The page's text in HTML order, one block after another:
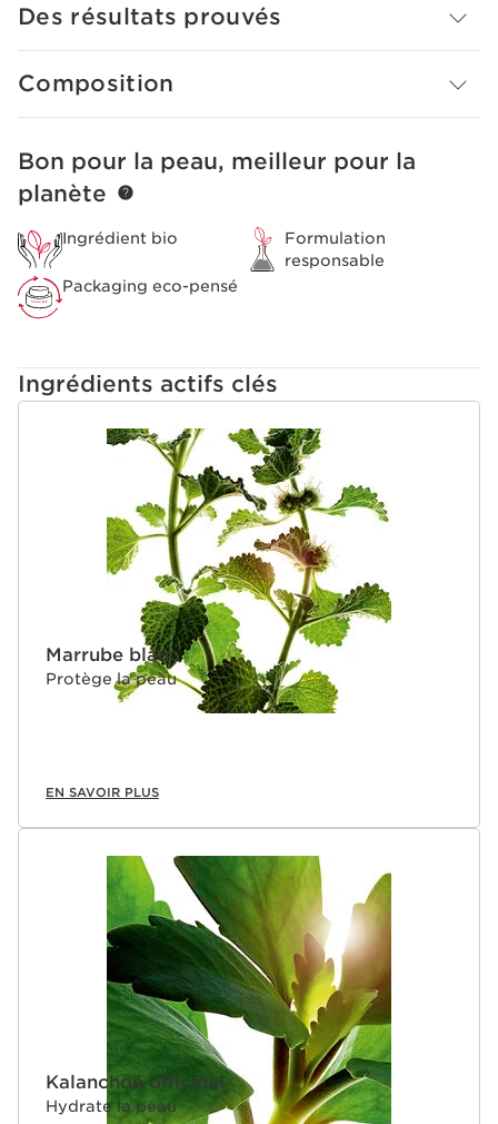
éclatant, lumineux.
Des résultats prouvés
Composition
ALLER AU CONTENU
Bon pour la peau, meilleur pour la
planète
Ingrédient bio
Formulation
responsable
Packaging eco-pensé
Ingrédients actifs clés
ALLER AU CONTENU
Marrube blanc
Protège la peau
EN SAVOIR PLUS
Kalanchoé officinal
Hydrate la peau